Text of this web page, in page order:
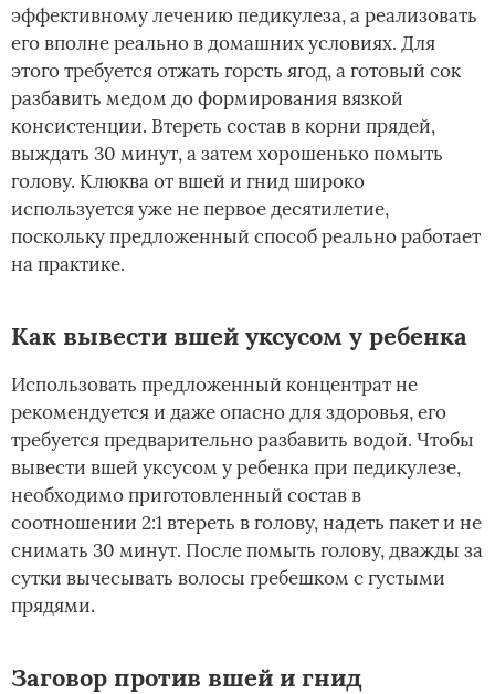
эффективному лечению педикулеза, а реализовать
его вполне реально в домашних условиях. Для
этого требуется отжать горсть ягод, а готовый сок
разбавить медом до формирования вязкой
консистенции. Втереть состав в корни прядей,
выждать 30 минут, а затем хорошенько помыть
голову. Клюква от вшей и гнид широко
используется уже не первое десятилетие,
поскольку предложенный способ реально работает
на практике.
Как вывести вшей уксусом у ребенка
Использовать предложенный концентрат не
рекомендуется и даже опасно для здоровья, его
требуется предварительно разбавить водой. Чтобы
вывести вшей уксусом у ребенка при педикулезе,
необходимо приготовленный состав в
соотношении 2:1 втереть в голову, надеть пакет и не
снимать 30 минут. После помыть голову, дважды за
сутки вычесывать волосы гребешком с густыми
прядями.
Заговор против вшей и гнид